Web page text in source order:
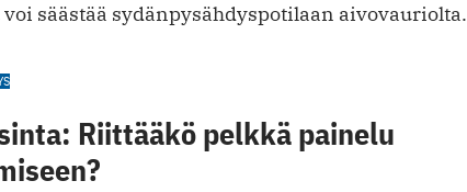
voi säästää sydänpysähdyspotilaan aivovauriolta.
Riittääkö pelkkä painelu